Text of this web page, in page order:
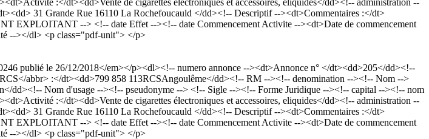
31 Grande Rue 16110 La Rochefoucauld </dd><!-- Descriptif --><dt>Commentaires :</dt>
EXPLOITANT --> <!-- date Effet --><!-- date Commencement Activite --><dt>Date de commencement
--></dl> <p class="pdf-unit"> </p>
publié le 26/12/2018</em></p><dl><!-- numero annonce --><dt>Annonce n° </dt><dd>205</dd><!--
abbr> :</dt><dd>799 858 113RCSAngoulême</dd><!-- RM --><!-- denomination --><!-- Nom -->
Nom d'usage --><!-- pseudonyme --> <!-- Sigle --><!-- Forme Juridique --><!-- capital --><!-- nom
:</dt><dd>Vente de cigarettes électroniques et accessoires, eliquides</dd><!-- administration --
31 Grande Rue 16110 La Rochefoucauld </dd><!-- Descriptif --><dt>Commentaires :</dt>
EXPLOITANT --> <!-- date Effet --><!-- date Commencement Activite --><dt>Date de commencement
--></dl> <p class="pdf-unit"> </p>